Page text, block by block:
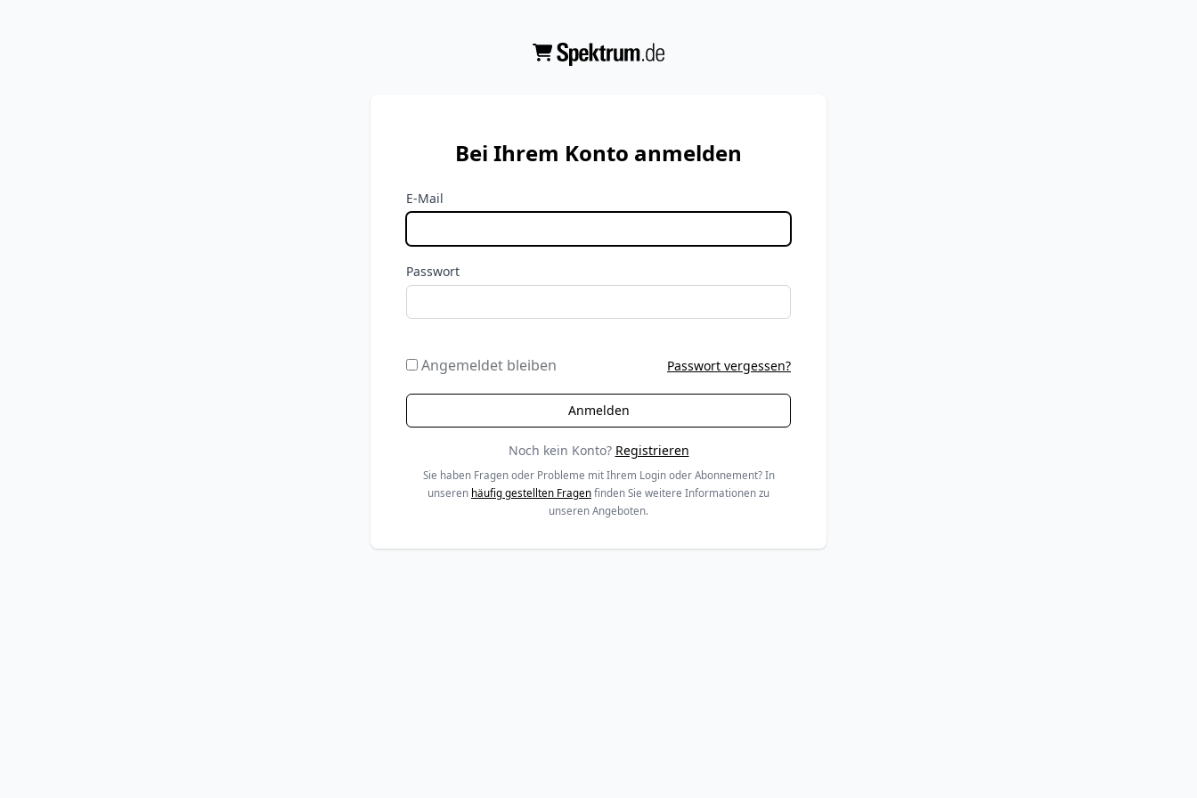
Bei Ihrem Konto anmelden
E-Mail
Passwort
Angemeldet bleiben Passwort vergessen?
Noch kein Konto? Registrieren
Sie haben Fragen oder Probleme mit Ihrem Login oder Abonnement? In
unseren häufig gestellten Fragen finden Sie weitere Informationen zu
unseren Angeboten.